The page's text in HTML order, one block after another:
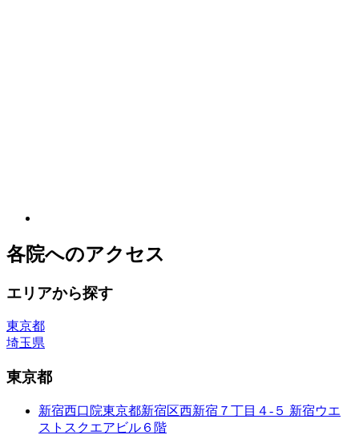
各院へのアクセス
エリアから探す
東京都
埼玉県
東京都
新宿西口院東京都新宿区西新宿７丁目４-５ 新宿ウエ
ストスクエアビル６階